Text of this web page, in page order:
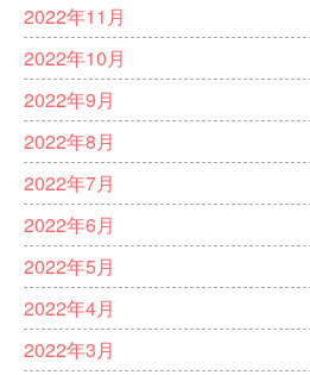
2022年11月
2022年10月
2022年9月
2022年8月
2022年7月
2022年6月
2022年5月
2022年4月
2022年3月